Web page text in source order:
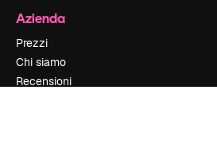
Azienda
Prezzi
Chi siamo
Recensioni